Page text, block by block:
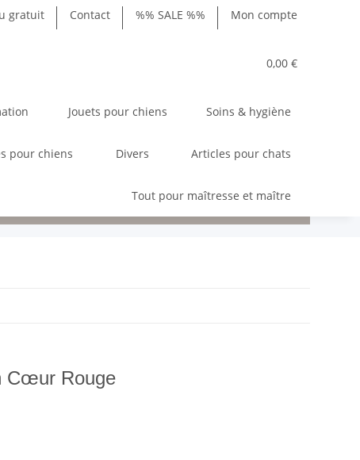
gratuit Contact %% SALE %% Mon compte
0,00 €
Jouets pour chiens Soins & hygiène
pour chiens Divers Articles pour chats
Tout pour maîtresse et maître
Cœur Rouge